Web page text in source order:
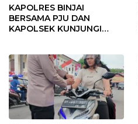
KAPOLRES BINJAI
BERSAMA PJU DAN
KAPOLSEK KUNJUNGI